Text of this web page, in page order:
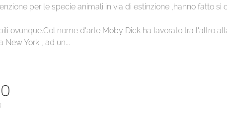
per le specie animali in via di estinzione ,hanno fatto sì
ovunque.Col nome d'arte Moby Dick ha lavorato tra l'altro
New York , ad un...